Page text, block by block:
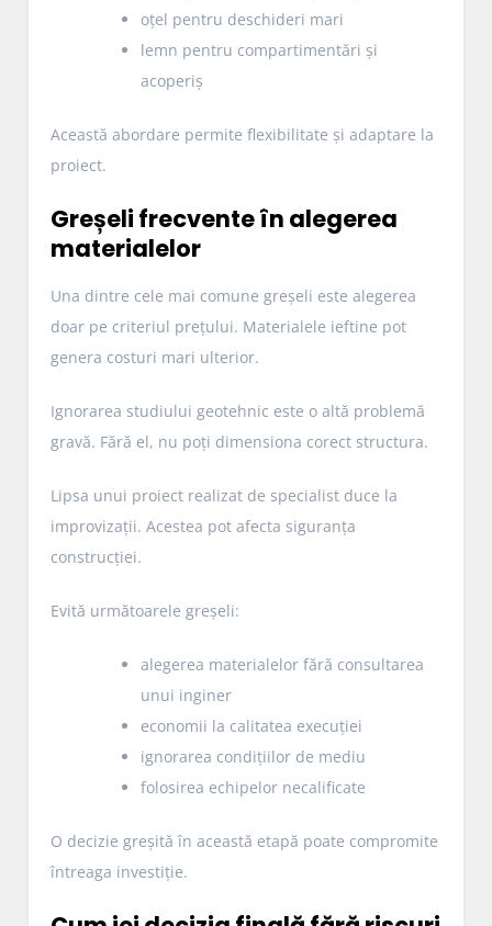
oțel pentru deschideri mari
lemn pentru compartimentări și
acoperiș
Această abordare permite flexibilitate și adaptare la
proiect.
Greșeli frecvente în alegerea
materialelor
Una dintre cele mai comune greșeli este alegerea
doar pe criteriul prețului. Materialele ieftine pot
genera costuri mari ulterior.
Ignorarea studiului geotehnic este o altă problemă
gravă. Fără el, nu poți dimensiona corect structura.
Lipsa unui proiect realizat de specialist duce la
improvizații. Acestea pot afecta siguranța
construcției.
Evită următoarele greșeli:
alegerea materialelor fără consultarea
unui inginer
economii la calitatea execuției
ignorarea condițiilor de mediu
folosirea echipelor necalificate
O decizie greșită în această etapă poate compromite
întreaga investiție.